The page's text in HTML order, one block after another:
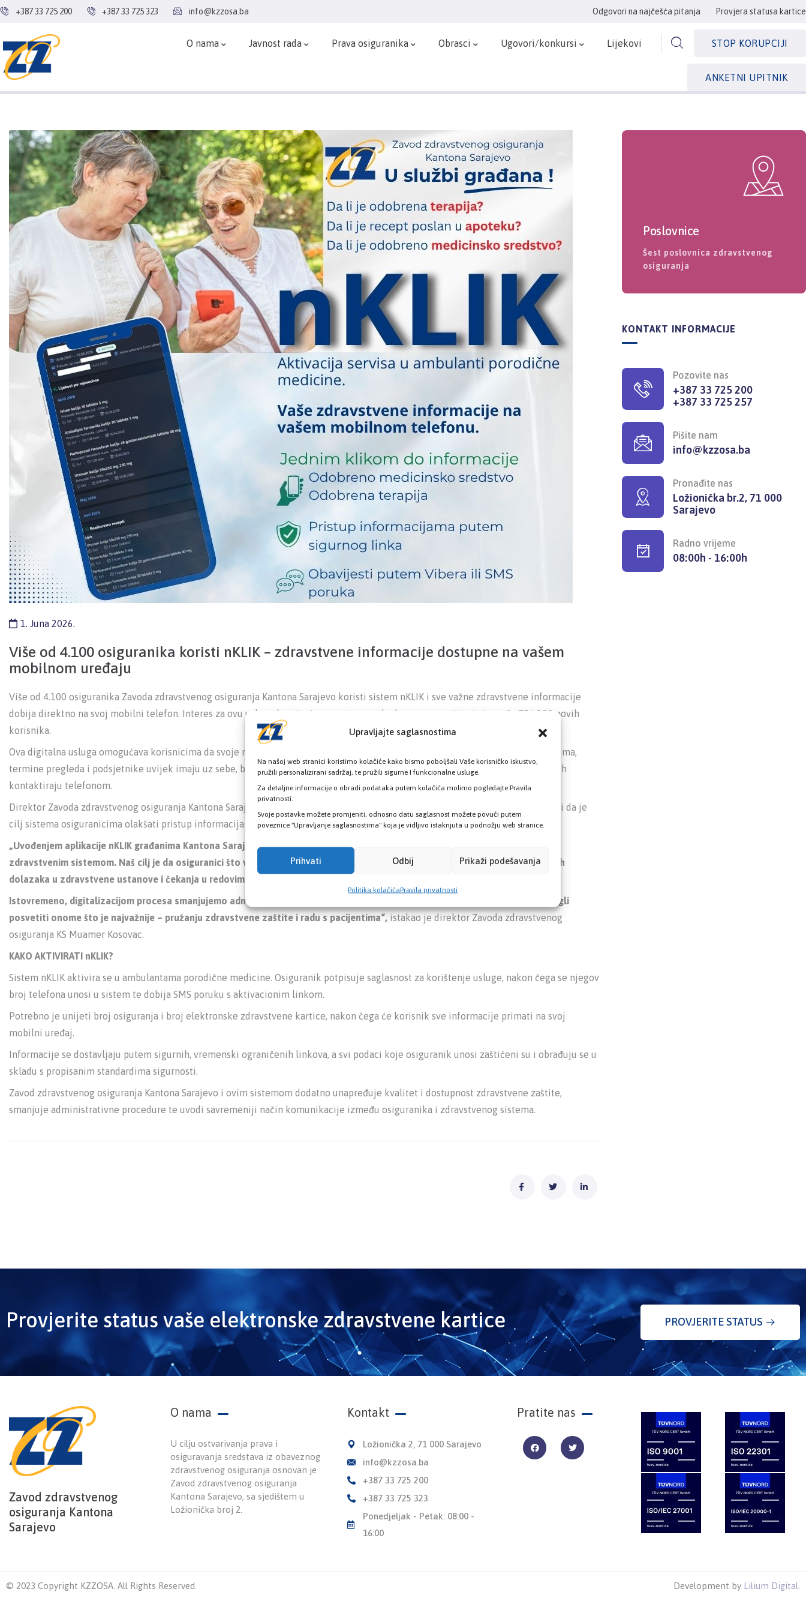
Upravljajte saglasnostima
Na našoj web stranici koristimo kolačiće kako bismo poboljšali Vaše korisničko iskustvo,
pružili personalizirani sadržaj, te pružili sigurne I funkcionalne usluge.
Za detaljne informacije o obradi podataka putem kolačića molimo pogledajte Pravila
privatnosti.
Svoje postavke možete promjeniti, odnosno datu saglasnost možete povući putem
poveznice "Upravljanje saglasnostima" koja je vidljivo istaknjuta u podnožju web stranice.
Prihvati Odbij Prikaži podešavanja
Politika kolačićaPravila privatnosti
+387 33 725 200 +387 33 725 323 info@kzzosa.ba Odgovori na najčešća pitanja Provjera statusa kartice
O nama Javnost rada Prava osiguranika Obrasci Ugovori/konkursi Lijekovi STOP KORUPCIJI
ANKETNI UPITNIK
1. Juna 2026.
Više od 4.100 osiguranika koristi nKLIK – zdravstvene informacije dostupne na vašem
mobilnom uređaju
Više od 4.100 osiguranika Zavoda zdravstvenog osiguranja Kantona Sarajevo koristi sistem nKLIK i sve važne zdravstvene informacije
dobija direktno na svoj mobilni telefon. Interes za ovu uslugu kontinuirano raste, a svakodnevno se registruje između 75 i 100 novih
korisnika.
Ova digitalna usluga omogućava korisnicima da svoje medicinske nalaze, statuse recepata, informacije o medicinskim pomagalima,
termine pregleda i podsjetnike uvijek imaju uz sebe, bez potrebe da zbog takvih informacija odlaze u zdravstvene ustanove ili ih
kontaktiraju telefonom.
Direktor Zavoda zdravstvenog osiguranja Kantona Sarajevo, Muamer Kosovac, pozvao je građane da aktiviraju ovu uslugu, ističući da je
cilj sistema osiguranicima olakšati pristup informacijama, a zdravstvenim radnicima smanjiti administrativno opterećenje.
„Uvođenjem aplikacije nKLIK građanima Kantona Sarajevo omogućili smo jednostavniju, bržu i dostupniju komunikaciju sa
zdravstvenim sistemom. Naš cilj je da osiguranici što veći broj administrativnih usluga mogu obaviti digitalno, bez nepotrebnih
dolazaka u zdravstvene ustanove i čekanja u redovima.
Istovremeno, digitalizacijom procesa smanjujemo administrativno opterećenje zdravstvenih radnika kako bi više vremena mogli
posvetiti onome što je najvažnije – pružanju zdravstvene zaštite i radu s pacijentima“, istakao je direktor Zavoda zdravstvenog
osiguranja KS Muamer Kosovac.
KAKO AKTIVIRATI nKLIK?
Sistem nKLIK aktivira se u ambulantama porodične medicine. Osiguranik potpisuje saglasnost za korištenje usluge, nakon čega se njegov
broj telefona unosi u sistem te dobija SMS poruku s aktivacionim linkom.
Potrebno je unijeti broj osiguranja i broj elektronske zdravstvene kartice, nakon čega će korisnik sve informacije primati na svoj
mobilni uređaj.
Informacije se dostavljaju putem sigurnih, vremenski ograničenih linkova, a svi podaci koje osiguranik unosi zaštićeni su i obrađuju se u
skladu s propisanim standardima sigurnosti.
Zavod zdravstvenog osiguranja Kantona Sarajevo i ovim sistemom dodatno unapređuje kvalitet i dostupnost zdravstvene zaštite,
smanjuje administrativne procedure te uvodi savremeniji način komunikacije između osiguranika i zdravstvenog sistema.
Poslovnice
Šest poslovnica zdravstvenog
osiguranja
KONTAKT INFORMACIJE
Pozovite nas
+387 33 725 200
+387 33 725 257
Pišite nam
info@kzzosa.ba
Pronađite nas
Ložionička br.2, 71 000
Sarajevo
Radno vrijeme
08:00h - 16:00h
Provjerite status vaše elektronske zdravstvene kartice PROVJERITE STATUS
Zavod zdravstvenog
osiguranja Kantona
Sarajevo
O nama
U cilju ostvarivanja prava i
osiguravanja sredstava iz obaveznog
zdravstvenog osiguranja osnovan je
Zavod zdravstvenog osiguranja
Kantona Sarajevo, sa sjedištem u
Ložionička broj 2.
Kontakt
Ložionička 2, 71 000 Sarajevo
info@kzzosa.ba
+387 33 725 200
+387 33 725 323
Ponedjeljak - Petak: 08:00 -
16:00
Pratite nas
© 2023 Copyright KZZOSA. All Rights Reserved. Development by Lilium Digital